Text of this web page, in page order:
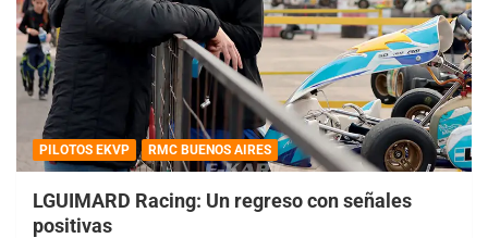
PILOTOS EKVP RMC BUENOS AIRES
LGUIMARD Racing: Un regreso con señales
positivas